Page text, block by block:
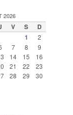
2026
V S
D
1
2
7 8
9
14 15
16
21 22
23
28 29
30